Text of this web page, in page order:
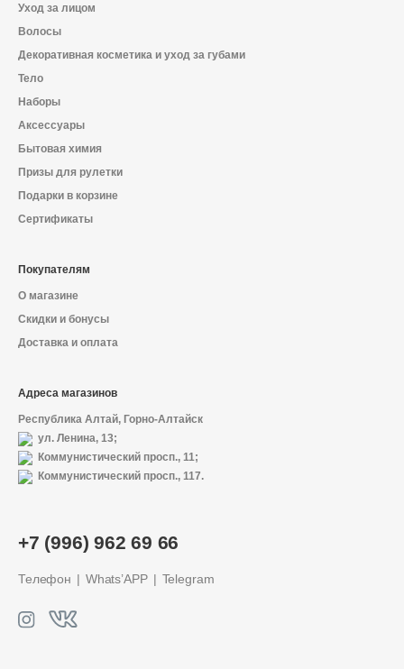
Политика конфиденциальности
+7 (996) 962 69 66
Телефон Whats’APP Telegram
Уход за лицом
Волосы
Декоративная косметика и уход за губами
Тело
Наборы
Аксессуары
Бытовая химия
Призы для рулетки
Подарки в корзине
Сертификаты
Покупателям
О магазине
Скидки и бонусы
Доставка и оплата
Адреса магазинов
Республика Алтай, Горно-Алтайск
ул. Ленина, 13;
Коммунистический просп., 11;
Коммунистический просп., 117.